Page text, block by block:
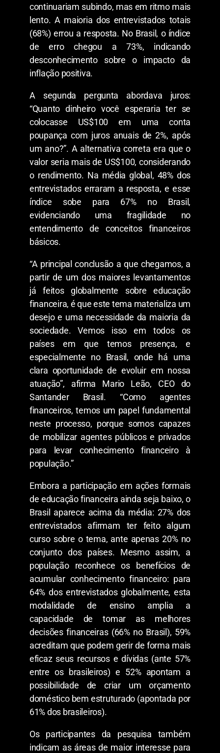
continuariam subindo, mas em ritmo mais
lento. A maioria dos entrevistados totais
(68%) errou a resposta. No Brasil, o índice
de erro chegou a 73%, indicando
desconhecimento sobre o impacto da
inflação positiva.
A segunda pergunta abordava juros:
“Quanto dinheiro você esperaria ter se
colocasse US$100 em uma conta
poupança com juros anuais de 2%, após
um ano?”. A alternativa correta era que o
valor seria mais de US$100, considerando
o rendimento. Na média global, 48% dos
entrevistados erraram a resposta, e esse
índice sobe para 67% no Brasil,
evidenciando uma fragilidade no
entendimento de conceitos financeiros
básicos.
“A principal conclusão a que chegamos, a
partir de um dos maiores levantamentos
já feitos globalmente sobre educação
financeira, é que este tema materializa um
desejo e uma necessidade da maioria da
sociedade. Vemos isso em todos os
países em que temos presença, e
especialmente no Brasil, onde há uma
clara oportunidade de evoluir em nossa
atuação”, afirma Mario Leão, CEO do
Santander Brasil. “Como agentes
financeiros, temos um papel fundamental
neste processo, porque somos capazes
de mobilizar agentes públicos e privados
para levar conhecimento financeiro à
população.”
Embora a participação em ações formais
de educação financeira ainda seja baixo, o
Brasil aparece acima da média: 27% dos
entrevistados afirmam ter feito algum
curso sobre o tema, ante apenas 20% no
conjunto dos países. Mesmo assim, a
população reconhece os benefícios de
acumular conhecimento financeiro: para
64% dos entrevistados globalmente, esta
modalidade de ensino amplia a
capacidade de tomar as melhores
decisões financeiras (66% no Brasil), 59%
acreditam que podem gerir de forma mais
eficaz seus recursos e dívidas (ante 57%
entre os brasileiros) e 52% apontam a
possibilidade de criar um orçamento
doméstico bem estruturado (apontada por
61% dos brasileiros).
Os participantes da pesquisa também
indicam as áreas de maior interesse para